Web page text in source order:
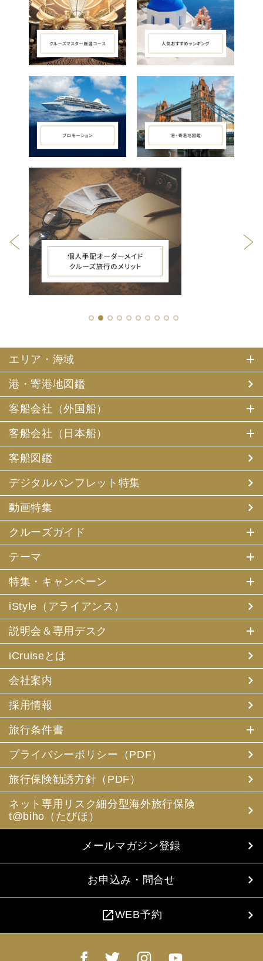
1 2 3 4 5 6 7 8 9 10
エリア・海域
港・寄港地図鑑
客船会社（外国船）
客船会社（日本船）
客船図鑑
デジタルパンフレット特集
動画特集
クルーズガイド
テーマ
特集・キャンペーン
iStyle（アライアンス）
説明会＆専用デスク
iCruiseとは
会社案内
採用情報
旅行条件書
プライバシーポリシー（PDF）
旅行保険勧誘方針（PDF）
ネット専用リスク細分型海外旅行保険
t@biho（たびほ）
メールマガジン登録
お申込み・問合せ
open_in_newWEB予約